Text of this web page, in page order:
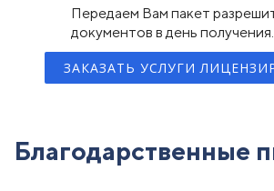
Передаем Вам пакет
документов в день получения.
ЗАКАЗАТЬ УСЛУГИ
Благодарственные